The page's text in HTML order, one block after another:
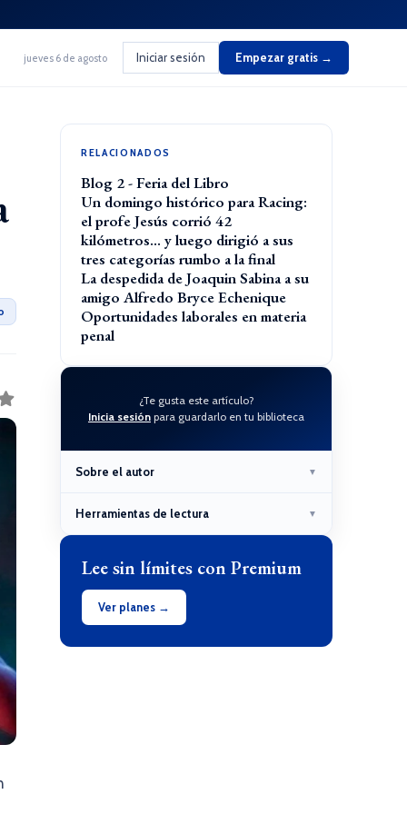
jueves 6 de agosto Iniciar sesión Empezar gratis →
RELACIONADOS
Blog 2 - Feria del Libro
Un domingo histórico para Racing:
el profe Jesús corrió 42
kilómetros… y luego dirigió a sus
tres categorías rumbo a la final
La despedida de Joaquin Sabina a su
amigo Alfredo Bryce Echenique
Oportunidades laborales en materia
penal
¿Te gusta este artículo?
Inicia sesión para guardarlo en tu biblioteca
Sobre el autor ▼
Herramientas de lectura ▼
Lee sin límites con Premium
Ver planes →